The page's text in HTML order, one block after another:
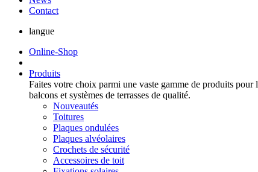
Contact
langue
Online-Shop
Produits
Faites votre choix parmi une vaste gamme de produits pour
balcons et systèmes de terrasses de qualité.
Nouveautés
Toitures
Plaques ondulées
Plaques alvéolaires
Crochets de sécurité
Accessoires de toit